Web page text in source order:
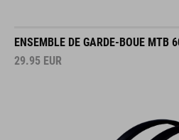
ENSEMBLE DE GARDE-BOUE MTB
29.95 EUR